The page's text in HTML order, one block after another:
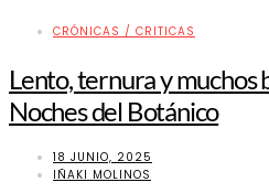
CRÓNICAS / CRITICAS
Lento, ternura y muchos
Noches del Botánico
18 JUNIO, 2025
IÑAKI MOLINOS